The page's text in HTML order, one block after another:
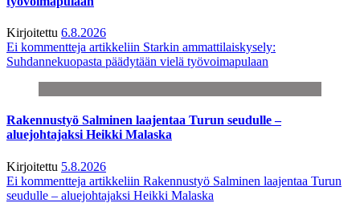
Kirjoitettu 6.8.2026
Ei kommentteja artikkeliin Starkin ammattilaiskysely:
Suhdannekuopasta päädytään vielä työvoimapulaan
Rakennustyö Salminen laajentaa Turun seudulle –
aluejohtajaksi Heikki Malaska
Kirjoitettu 5.8.2026
Ei kommentteja artikkeliin Rakennustyö Salminen laajentaa Turun
seudulle – aluejohtajaksi Heikki Malaska